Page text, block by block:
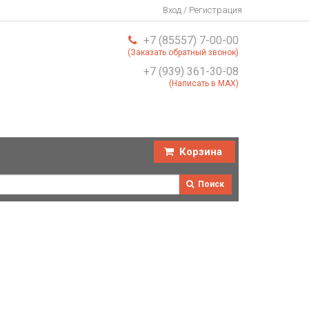
Вход / Регистрация
+7 (85557) 7-00-00
(Заказать обратный звонок)
+7 (939) 361-30-08
(Написать в MAX)
Корзина
Поиск